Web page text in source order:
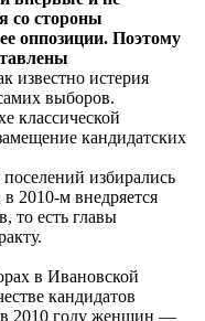
со стороны
оппозиции. Поэтому
известно истерия
выборов.
классической
кандидатских
избирались
2010-м внедряется
то есть главы
в Ивановской
кандидатов
2010 году женщин —